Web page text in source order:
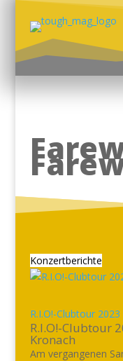
Konzertberichte
R.I.O!-Clubtour
R.I.O!-Clubtour
Kronach
Am vergangenen